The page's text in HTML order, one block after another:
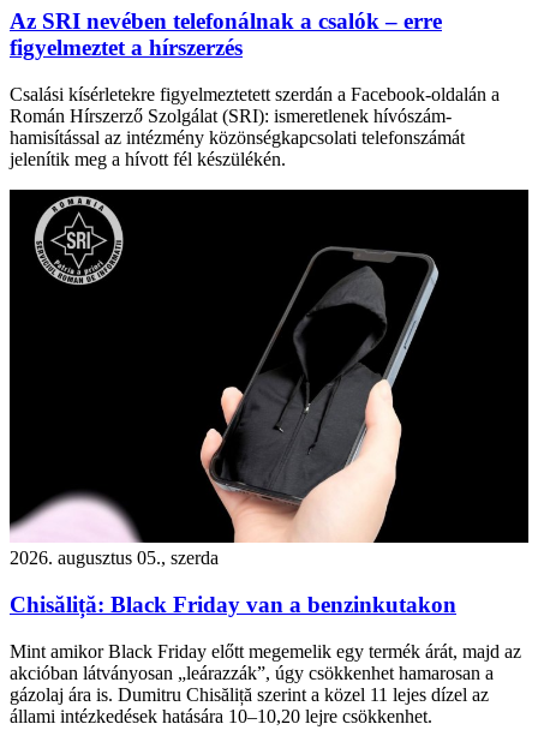
Az SRI nevében telefonálnak a csalók – erre
figyelmeztet a hírszerzés
Csalási kísérletekre figyelmeztetett szerdán a Facebook-oldalán a
Román Hírszerző Szolgálat (SRI): ismeretlenek hívószám-
hamisítással az intézmény közönségkapcsolati telefonszámát
jelenítik meg a hívott fél készülékén.
2026. augusztus 05., szerda
Chisăliță: Black Friday van a benzinkutakon
Mint amikor Black Friday előtt megemelik egy termék árát, majd az
akcióban látványosan „leárazzák”, úgy csökkenhet hamarosan a
gázolaj ára is. Dumitru Chisăliță szerint a közel 11 lejes dízel az
állami intézkedések hatására 10–10,20 lejre csökkenhet.